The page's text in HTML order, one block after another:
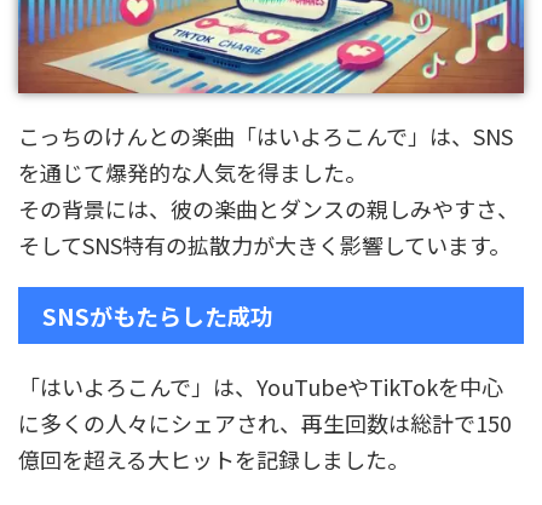
こっちのけんとの楽曲「はいよろこんで」は、SNS
を通じて爆発的な人気を得ました。
その背景には、彼の楽曲とダンスの親しみやすさ、
そしてSNS特有の拡散力が大きく影響しています。
SNSがもたらした成功
「はいよろこんで」は、YouTubeやTikTokを中心
に多くの人々にシェアされ、再生回数は総計で150
億回を超える大ヒットを記録しました。